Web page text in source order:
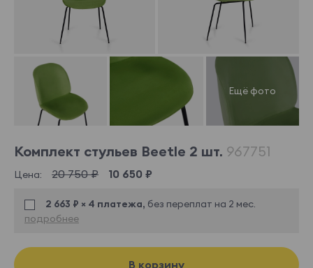
Комплект стульев Beetle 2 шт. 967751
Цена: 20 750 ₽ 10 650 ₽
2 663 ₽ × 4 платежа, без переплат на 2 мес.
подробнее
В корзину